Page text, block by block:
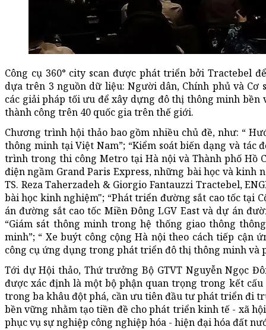
Công cụ 360° city scan được phát triển bởi Tractebel
dựa trên 3 nguồn dữ liệu: Người dân, Chính phủ và Cơ
các giải pháp tối ưu để xây dựng đô thị thông minh bền
thành công trên 40 quốc gia trên thế giới.
Chương trình hội thảo bao gồm nhiều chủ đề, như: “
thông minh tại Việt Nam”; “Kiểm soát biến dạng và tác
trình trong thi công Metro tại Hà nội và Thành phố Hồ
điện ngầm Grand Paris Express, những bài học và kinh
TS. Reza Taherzadeh & Giorgio Fantauzzi Tractebel,
bài học kinh nghiệm"; “Phát triển đường sắt cao tốc tại
án đường sắt cao tốc Miền Đông LGV East và dự án
“Giám sát thông minh trong hệ thống giao thông
minh”; “ Xe buýt công cộng Hà nội theo cách tiếp cận
công cụ ứng dụng trong phát triển đô thị thông minh và
Tới dự Hội thảo, Thứ trưởng Bộ GTVT Nguyễn Ngọc
được xác định là một bộ phận quan trọng trong kết
trong ba khâu đột phá, cần ưu tiên đầu tư phát triển đi
bền vững nhằm tạo tiền đề cho phát triển kinh tế - xã
phục vụ sự nghiệp công nghiệp hóa - hiện đại hóa đất